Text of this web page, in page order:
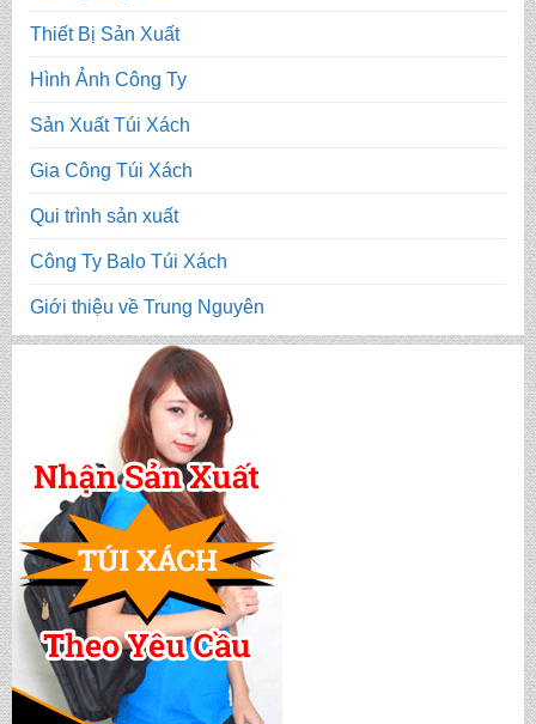
Thiết Bị Sản Xuất
Hình Ảnh Công Ty
Sản Xuất Túi Xách
Gia Công Túi Xách
Qui trình sản xuất
Công Ty Balo Túi Xách
Giới thiệu về Trung Nguyên
CẶP HỌC SINH MS: TN 5014